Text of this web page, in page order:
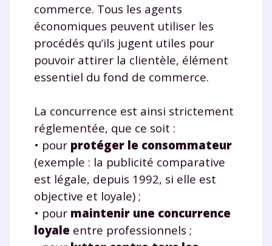
commerce. Tous les agents
économiques peuvent utiliser les
procédés qu’ils jugent utiles pour
pouvoir attirer la clientèle, élément
essentiel du fond de commerce.
La concurrence est ainsi strictement
réglementée, que ce soit :
• pour protéger le consommateur
(exemple : la publicité comparative
est légale, depuis 1992, si elle est
objective et loyale) ;
• pour maintenir une concurrence
loyale entre professionnels ;